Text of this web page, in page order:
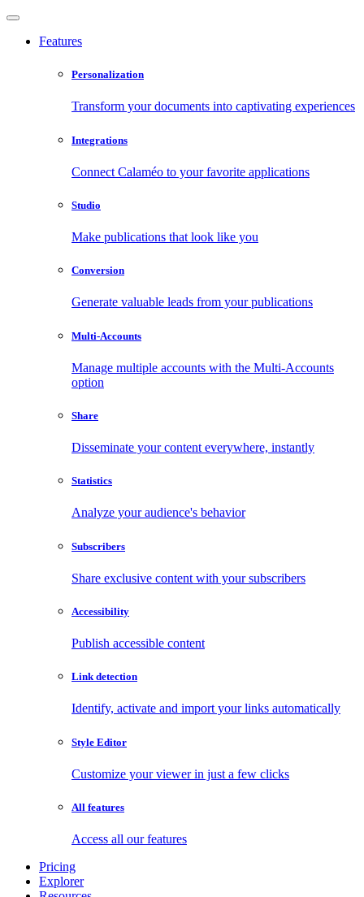
Features
Personalization
Transform your documents into captivating experiences
Integrations
Connect Calaméo to your favorite applications
Studio
Make publications that look like you
Conversion
Generate valuable leads from your publications
Multi-Accounts
Manage multiple accounts with the Multi-Accounts
option
Share
Disseminate your content everywhere, instantly
Statistics
Analyze your audience's behavior
Subscribers
Share exclusive content with your subscribers
Accessibility
Publish accessible content
Link detection
Identify, activate and import your links automatically
Style Editor
Customize your viewer in just a few clicks
All features
Access all our features
Pricing
Explorer